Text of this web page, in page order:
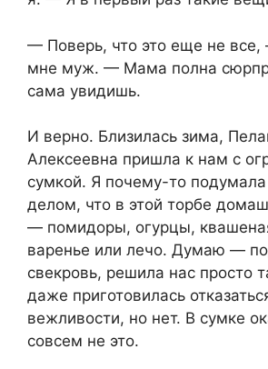
— Поверь, что это еще не все,
мне муж. — Мама полна
сама увидишь.
И верно. Близилась зима,
Алексеевна пришла к нам с
сумкой. Я почему-то
делом, что в этой торбе
— помидоры, огурцы,
варенье или лечо. Думаю —
свекровь, решила нас просто
даже приготовилась
вежливости, но нет. В сумке
совсем не это.